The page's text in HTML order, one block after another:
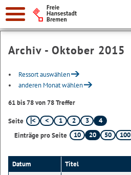
Suche:
Archiv - Oktober 2015
Ressort auswählen
anderen Monat wählen
61 bis 78 von 78 Treffer
Seite 1 2 3
4
Einträge pro Seite
10 20 50 100
Datum Titel